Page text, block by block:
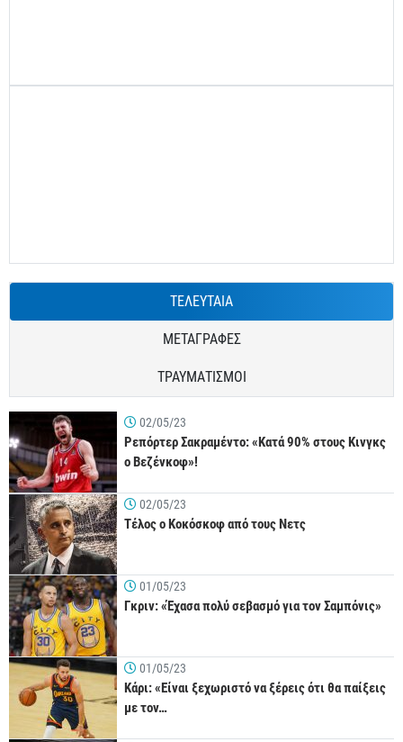
ΤΕΛΕΥΤΑΙΑ
ΜΕΤΑΓΡΑΦΕΣ
ΤΡΑΥΜΑΤΙΣΜΟΙ
02/05/23
Ρεπόρτερ Σακραμέντο: «Κατά 90% στους Κινγκς
ο Βεζένκοφ»!
02/05/23
Τέλος ο Κοκόσκοφ από τους Νετς
01/05/23
Γκριν: «Έχασα πολύ σεβασμό για τον Σαμπόνις»
01/05/23
Κάρι: «Είναι ξεχωριστό να ξέρεις ότι θα παίξεις
με τον…